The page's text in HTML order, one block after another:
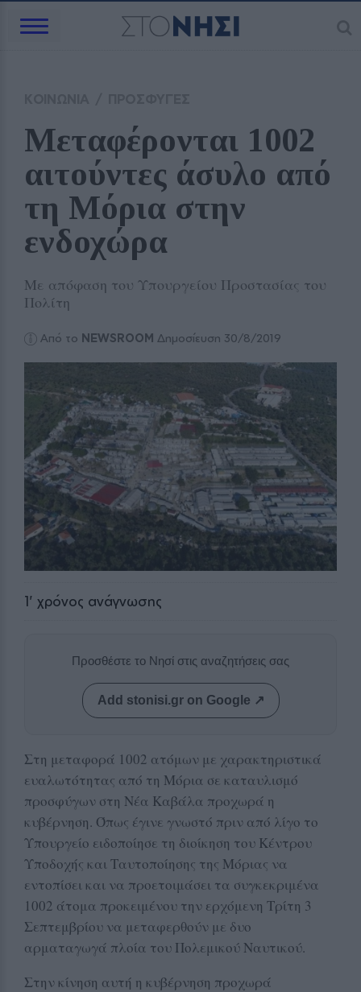
Μεταφέρονται 1002
αιτούντες άσυλο από
τη Μόρια στην
ενδοχώρα
Με απόφαση του Υπουργείου Προστασίας του
Πολίτη
Από το NEWSROOM Δημοσίευση 30/8/2019
1' χρόνος ανάγνωσης
Προσθέστε το Νησί στις αναζητήσεις σας
Add stonisi.gr on Google ↗
Στη μεταφορά 1002 ατόμων με χαρακτηριστικά
ευαλωτότητας από τη Μόρια σε καταυλισμό
προσφύγων στη Νέα Καβάλα προχωρά η
κυβέρνηση. Όπως έγινε γνωστό πριν από λίγο το
Υπουργείο ειδοποίησε τη διοίκηση του Κέντρου
Υποδοχής και Ταυτοποίησης της Μόριας να
εντοπίσει και να προετοιμάσει τα συγκεκριμένα
1002 άτομα προκειμένου την ερχόμενη Τρίτη 3
Σεπτεμβρίου να μεταφερθούν με δυο
αρματαγωγά πλοία του Πολεμικού Ναυτικού.
Στην κίνηση αυτή η κυβέρνηση προχωρά